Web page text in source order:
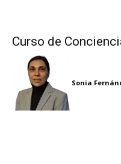
Curso de
Sonia